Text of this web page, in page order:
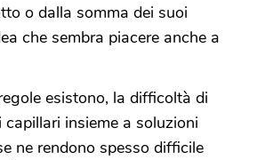
o dalla somma dei suoi
che sembra piacere anche a
esistono, la difficoltà di
insieme a soluzioni
ne rendono spesso difficile